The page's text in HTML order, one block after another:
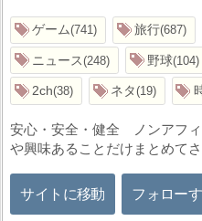
ゲーム 741 旅行 687
ニュース 248 野球 104
2ch 38 ネタ 19
安心・安全・健全 ノンア
や興味あることだけまとめて
サイトに移動 フォロー